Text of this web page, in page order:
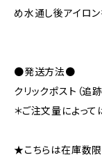
め水通し後アイロ
●発送方法●
クリックポスト（追
＊ご注文量によって
★こちらは在庫数限